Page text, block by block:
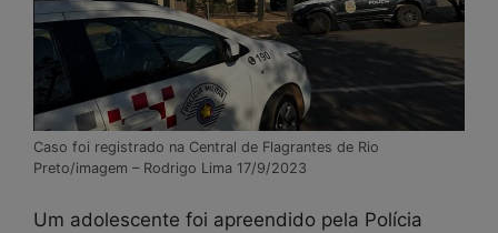
Caso foi registrado na Central de Flagrantes de Rio
Preto/imagem – Rodrigo Lima 17/9/2023
Um adolescente foi apreendido pela Polícia